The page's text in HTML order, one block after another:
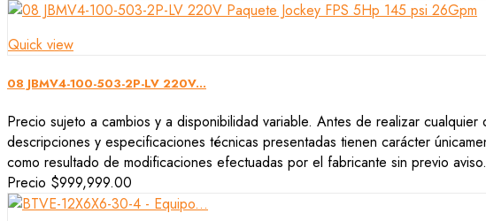
Quick view
08 JBMV4-100-503-2P-LV 220V...
Precio sujeto a cambios y a disponibilidad variable. Antes de realizar
descripciones y especificaciones técnicas presentadas tienen carácter
como resultado de modificaciones efectuadas por el fabricante sin previo aviso.
Precio $999,999.00